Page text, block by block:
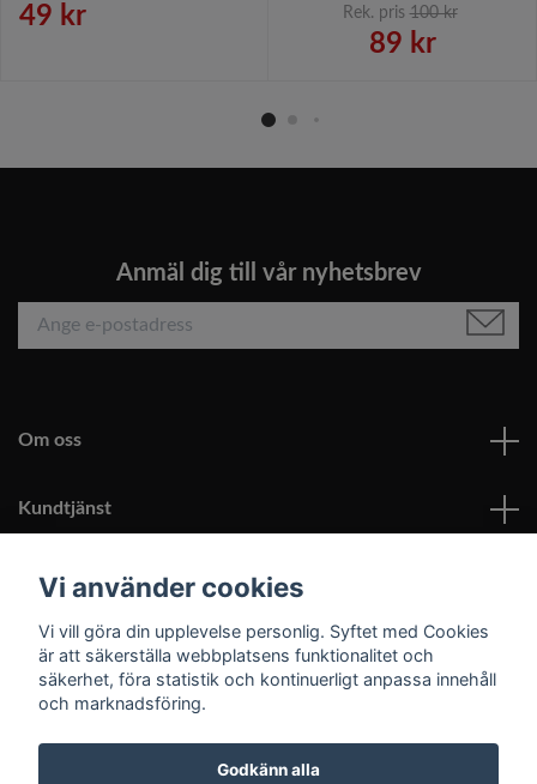
49 kr Rek. pris 100 kr
89 kr
Anmäl dig till vår nyhetsbrev
Om oss
Kundtjänst
Läs mer
Sociala medier
Vi använder cookies
Vi vill göra din upplevelse personlig. Syftet med Cookies
är att säkerställa webbplatsens funktionalitet och
säkerhet, föra statistik och kontinuerligt anpassa innehåll
och marknadsföring.
Godkänn alla